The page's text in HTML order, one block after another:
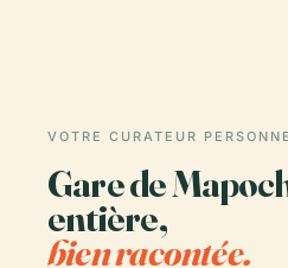
VOTRE CURATEUR
Gare de
entière,
bien racontée.